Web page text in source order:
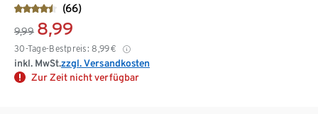
(66)
9,99 8,99
30-Tage-Bestpreis: 8,99€
inkl. MwSt.zzgl. Versandkosten
Zur Zeit nicht verfügbar